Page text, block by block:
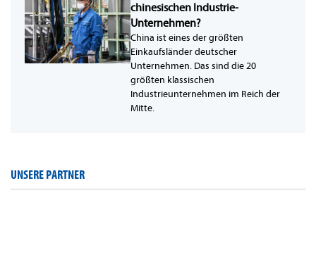
chinesischen Industrie-
Unternehmen?
China ist eines der größten
Einkaufsländer deutscher
Unternehmen. Das sind die 20
größten klassischen
Industrieunternehmen im Reich der
Mitte.
UNSERE PARTNER